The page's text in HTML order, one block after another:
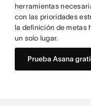
herramientas
con las prioridades
la definición de metas
un solo lugar.
Prueba Asana